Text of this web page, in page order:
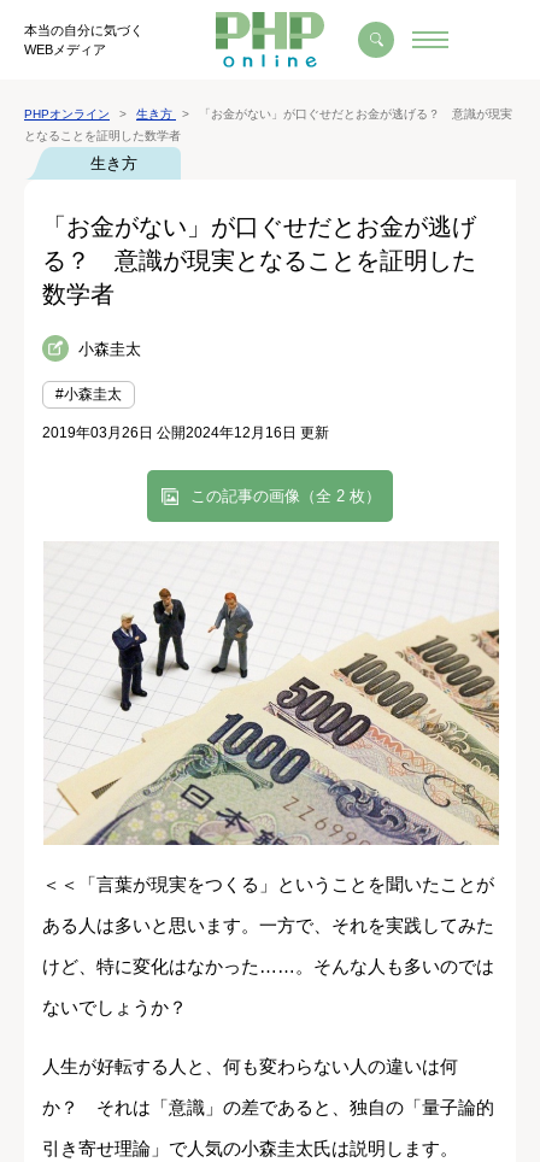
本当の自分に気づく
WEBメディア
PHPオンライン 生き方
「お金がない」が口ぐせだとお金が逃げる？ 意識が現実
となることを証明した数学者
生き方
「お金がない」が口ぐせだとお金が逃げ
る？ 意識が現実となることを証明した
数学者
小森圭太
#小森圭太
2019年03月26日 公開2024年12月16日 更新
この記事の画像（全 2 枚）
＜＜「言葉が現実をつくる」ということを聞いたことが
ある人は多いと思います。一方で、それを実践してみた
けど、特に変化はなかった……。そんな人も多いのでは
ないでしょうか？
人生が好転する人と、何も変わらない人の違いは何
か？ それは「意識」の差であると、独自の「量子論的
引き寄せ理論」で人気の小森圭太氏は説明します。